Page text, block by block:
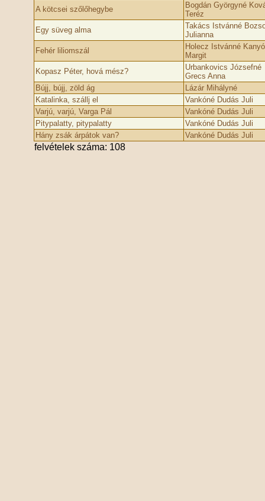
A kötcsei szőlőhegybe
Bogdán Györgyné
Teréz
Egy süveg alma
Takács Istvánné
Julianna
Fehér liliomszál
Holecz Istvánné Kanyó
Margit
Kopasz Péter, hová mész?
Urbankovics Józsefné
Grecs Anna
Bújj, bújj, zöld ág
Lázár Mihályné
Katalinka, szállj el
Vankóné Dudás Juli
Varjú, varjú, Varga Pál
Vankóné Dudás Juli
Pitypalatty, pitypalatty
Vankóné Dudás Juli
Hány zsák árpátok van?
Vankóné Dudás Juli
felvételek száma: 108